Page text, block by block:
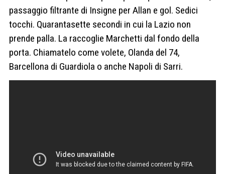
passaggio filtrante di Insigne per Allan e gol. Sedici
tocchi. Quarantasette secondi in cui la Lazio non
prende palla. La raccoglie Marchetti dal fondo della
porta. Chiamatelo come volete, Olanda del 74,
Barcellona di Guardiola o anche Napoli di Sarri.